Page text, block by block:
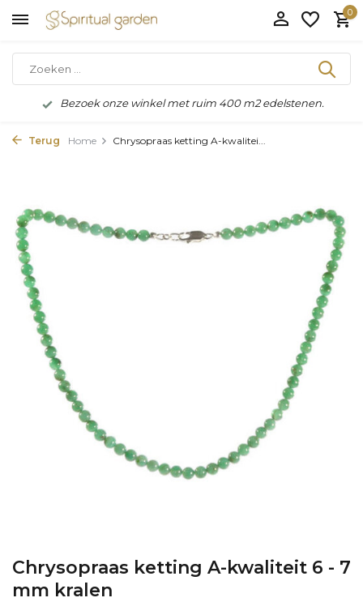
0
Bezoek onze winkel met ruim 400 m2 edelstenen.
Terug Home Chrysopraas ketting A-kwalitei...
Chrysopraas ketting A-kwaliteit 6 - 7
mm kralen